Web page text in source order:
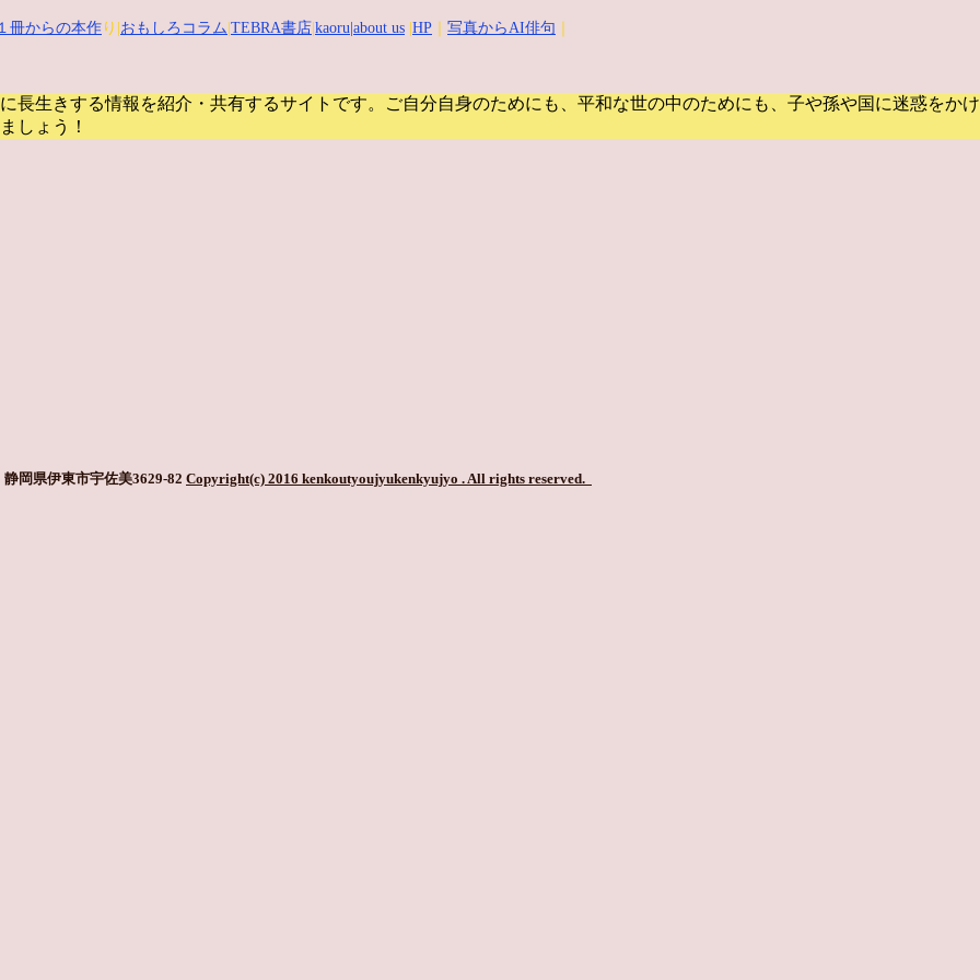
冊からの本作 り| おもしろコラム TEBRA書店 kaoru |about us HP 写真からAI俳句
長生きする情報を紹介・共有するサイトです。
ご自分自身のためにも、平和な世の中のためにも、子や孫や国に迷惑をかけ
しょう！
岡県伊東市宇佐美3629-82 Copyright(c) 2016 kenkoutyoujyukenkyujyo . All rights reserved.